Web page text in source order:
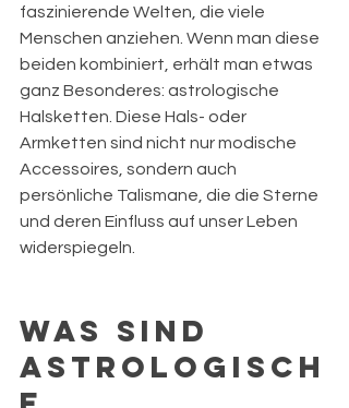
faszinierende Welten, die viele
Menschen anziehen. Wenn man diese
beiden kombiniert, erhält man etwas
ganz Besonderes: astrologische
Halsketten. Diese Hals- oder
Armketten sind nicht nur modische
Accessoires, sondern auch
persönliche Talismane, die die Sterne
und deren Einfluss auf unser Leben
widerspiegeln.
Was sind
astrologisch